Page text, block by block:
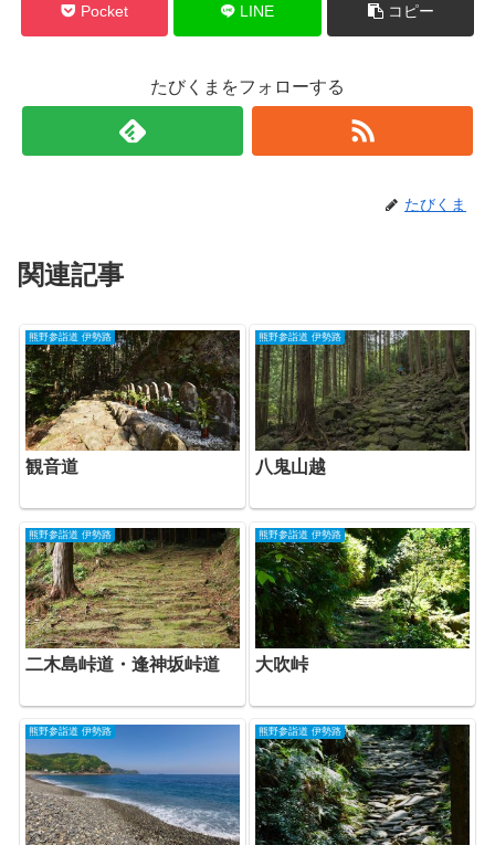
Pocket LINE コピー
たびくまをフォローする
たびくま
関連記事
熊野参詣道 伊勢路
観音道
熊野参詣道 伊勢路
八鬼山越
熊野参詣道 伊勢路
二木島峠道・逢神坂峠道
熊野参詣道 伊勢路
大吹峠
熊野参詣道 伊勢路 熊野参詣道 伊勢路